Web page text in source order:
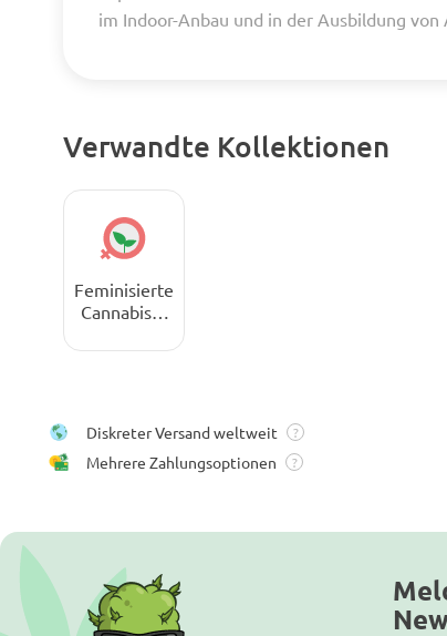
im Indoor-Anbau und in der Ausbildung von
Verwandte Kollektionen
Feminisierte
Cannabissa
Diskreter Versand weltweit ?
Mehrere Zahlungsoptionen ?